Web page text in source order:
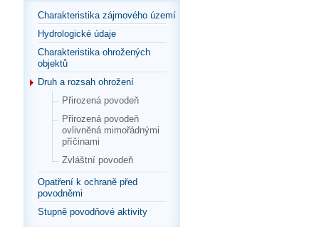
Charakteristika zájmového území
Hydrologické údaje
Charakteristika ohrožených
objektů
Druh a rozsah ohrožení
Přirozená povodeň
Přirozená povodeň
ovlivněná mimořádnými
příčinami
Zvláštní povodeň
Opatření k ochraně před
povodněmi
Stupně povodňové aktivity